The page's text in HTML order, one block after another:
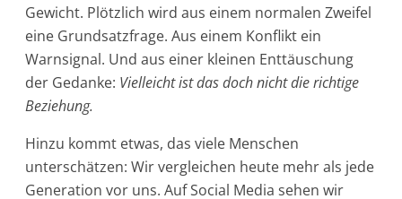
Gewicht. Plötzlich wird aus einem normalen Zweifel
eine Grundsatzfrage. Aus einem Konflikt ein
Warnsignal. Und aus einer kleinen Enttäuschung
der Gedanke: Vielleicht ist das doch nicht die richtige
Beziehung.
Hinzu kommt etwas, das viele Menschen
unterschätzen: Wir vergleichen heute mehr als jede
Generation vor uns. Auf Social Media sehen wir